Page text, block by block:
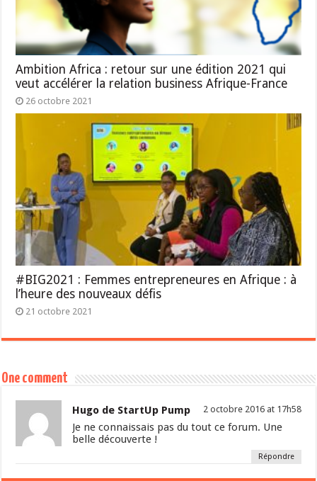
Ambition Africa : retour sur une édition 2021 qui
veut accélérer la relation business Afrique-France
26 octobre 2021
#BIG2021 : Femmes entrepreneures en Afrique : à
l’heure des nouveaux défis
21 octobre 2021
One comment
Hugo de StartUp Pump 2 octobre 2016 at 17h58
Je ne connaissais pas du tout ce forum. Une
belle découverte !
Répondre